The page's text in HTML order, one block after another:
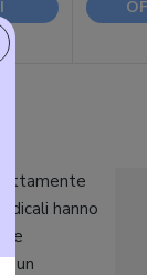
hanno
un